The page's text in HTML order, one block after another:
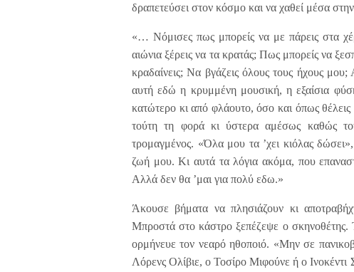
δραπετεύσει στον κόσμο και να χαθεί μέσα
«… Νόμισες πως μπορείς να με πάρεις στα
αιώνια ξέρεις να τα κρατάς; Πως μπορείς να
κραδαίνεις; Να βγάζεις όλους τους ήχους
αυτή εδώ η κρυμμένη μουσική, η εξαίσια
κατώτερο κι από φλάουτο, όσο και όπως
τούτη τη φορά κι ύστερα αμέσως καθώς
τρομαγμένος. «Όλα μου τα ’χει κιόλας
ζωή μου. Κι αυτά τα λόγια ακόμα, που
Αλλά δεν θα ’μαι για πολύ εδω.»
Άκουσε βήματα να πλησιάζουν κι
Μπροστά στο κάστρο ξεπέζεψε ο σκηνοθέτης.
ορμήνευε τον νεαρό ηθοποιό. «Μην σε
Λόρενς Ολίβιε, ο Τοσίρο Μιφούνε ή ο